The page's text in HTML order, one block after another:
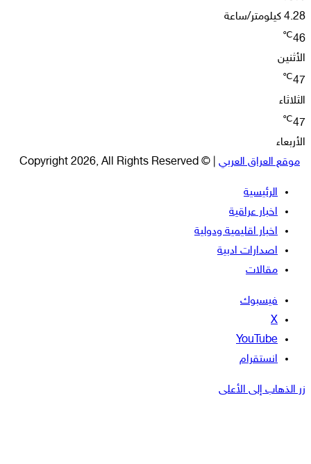
4.28 كيلومتر/ساعة
46
℃
الأثنين
47
℃
الثلاثاء
47
℃
الأربعاء
موقع العراق العربي | © Copyright 2026, All Rights Reserved
الرئيسية
اخبار عراقية
اخبار اقليمية ودولية
اصدارات ادبية
مقالات
فيسبوك
‫X
‫YouTube
انستقرام
زر الذهاب إلى الأعلى